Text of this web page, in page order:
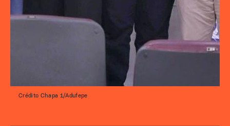
Crédito Chapa 1/Adufepe